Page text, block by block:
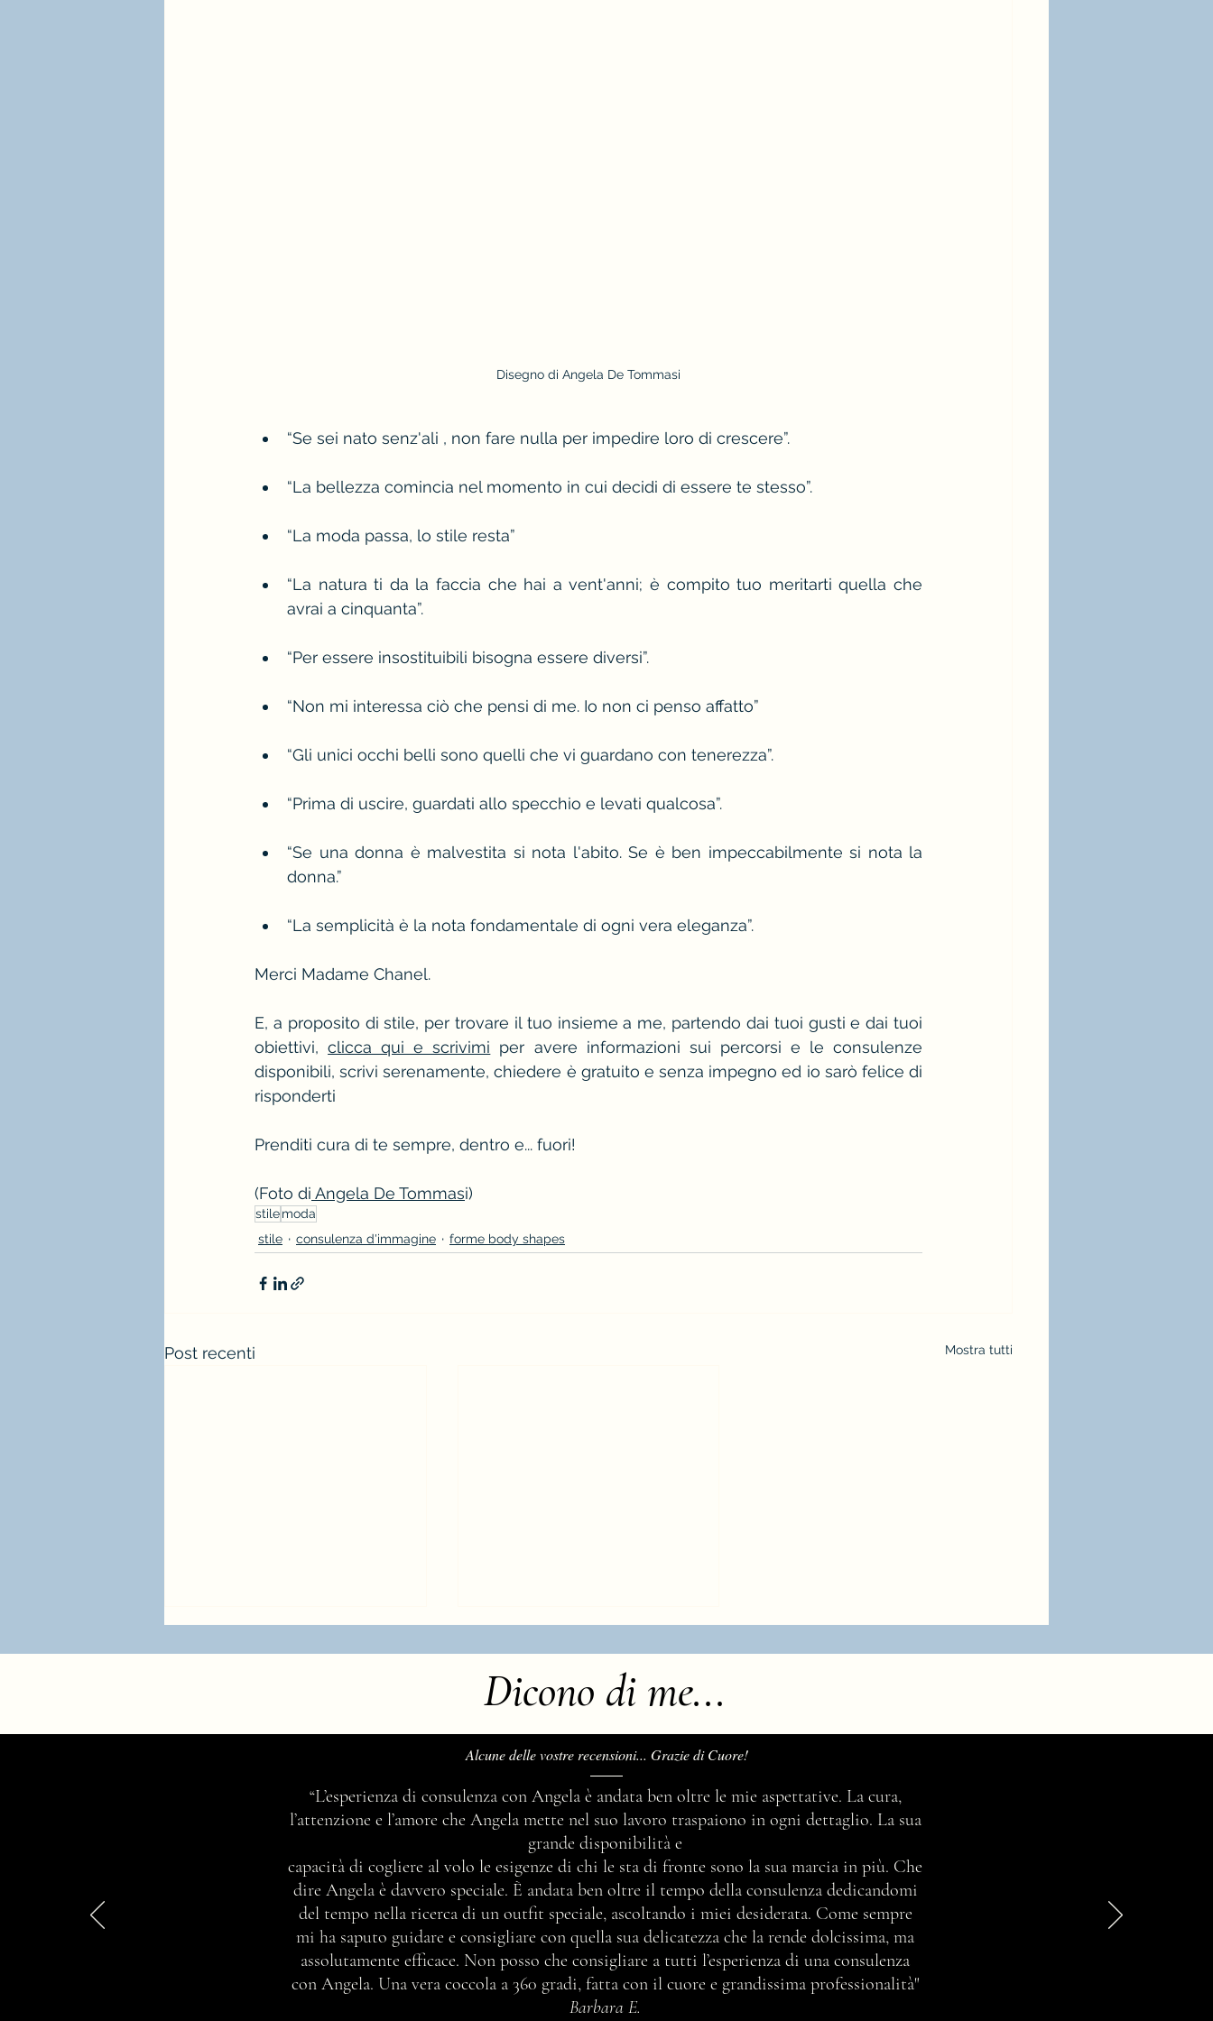
Disegno di Angela De Tommasi
“Se sei nato senz'ali , non fare nulla per impedire loro di crescere”.
“La bellezza comincia nel momento in cui decidi di essere te stesso”.
“La moda passa, lo stile resta”
“La natura ti da la faccia che hai a vent'anni; è compito tuo meritarti quella che
avrai a cinquanta”.
“Per essere insostituibili bisogna essere diversi”.
“Non mi interessa ciò che pensi di me. Io non ci penso affatto”
“Gli unici occhi belli sono quelli che vi guardano con tenerezza”.
“Prima di uscire, guardati allo specchio e levati qualcosa”.
“Se una donna è malvestita si nota l'abito. Se è ben impeccabilmente si nota la
donna.”
“La semplicità è la nota fondamentale di ogni vera eleganza”.
Merci Madame Chanel.
E, a proposito di stile, per trovare il tuo insieme a me, partendo dai tuoi gusti e dai tuoi
obiettivi, clicca qui e scrivimi per avere informazioni sui percorsi e le consulenze
disponibili, scrivi serenamente, chiedere è gratuito e senza impegno ed io sarò felice di
risponderti
Prenditi cura di te sempre, dentro e... fuori!
(Foto di Angela De Tommasi)
stilemoda
stile
consulenza d'immagine forme body shapes
Post recenti Mostra tutti
Questioni di Stile... di vita, di
abbigliamento, di arredamento e
così via... ma come nasce questa
meravigliosa parola?
Dicono di me...
Alcune delle vostre recensioni... Grazie di Cuore!
“L’esperienza di consulenza con Angela è andata ben oltre le mie aspettative. La cura,
l’attenzione e l’amore che Angela mette nel suo lavoro traspaiono in ogni dettaglio. La sua
grande disponibilità e
capacità di cogliere al volo le esigenze di chi le sta di fronte sono la sua marcia in più. Che
dire Angela è davvero speciale. È andata ben oltre il tempo della consulenza dedicandomi
del tempo nella ricerca di un outfit speciale, ascoltando i miei desiderata. Come sempre
mi ha saputo guidare e consigliare con quella sua delicatezza che la rende dolcissima, ma
assolutamente efficace. Non posso che consigliare a tutti l’esperienza di una consulenza
con Angela. Una vera coccola a 360 gradi, fatta con il cuore e grandissima professionalità"
Barbara E.